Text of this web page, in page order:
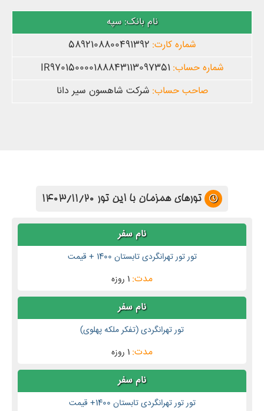
سپه
5892108800491392
IR970150000188843113097351
شرکت شاهسون سیر دانا
تورهای همزمان با این تور 1403/11/20
تور تور تهرانگردی تابستان 1400 + قیمت
1 روزه
تور تهرانگردی (تفکر ملکه پهلوی)
1 روزه
تور تور تهرانگردی تابستان 1400+ قیمت